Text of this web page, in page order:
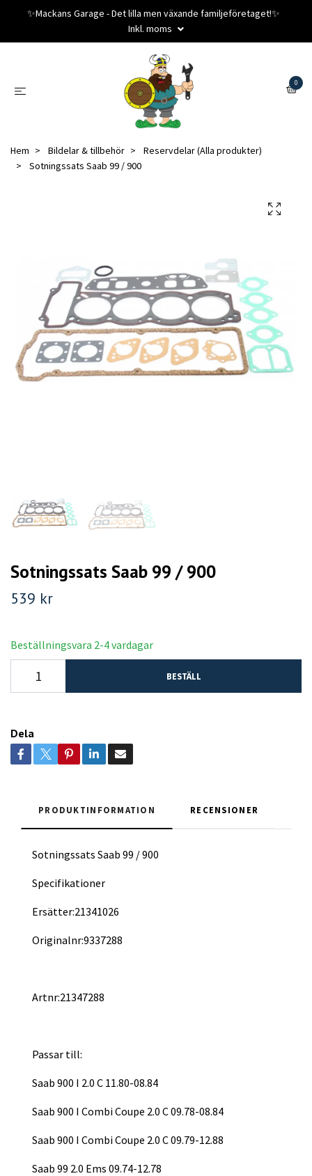
✨️Mackans Garage - Det lilla men växande familjeföretaget!✨️
Inkl. moms
0
Hem Bildelar & tillbehör
Reservdelar (Alla produkter)
Sotningssats Saab 99 / 900
Sotningssats Saab 99 / 900
539 kr
Beställningsvara 2-4 vardagar
BESTÄLL
Dela
PRODUKTINFORMATION RECENSIONER
Sotningssats Saab 99 / 900
Specifikationer
Ersätter:21341026
Originalnr:9337288
Artnr:21347288
Passar till:
Saab 900 I 2.0 C 11.80-08.84
Saab 900 I Combi Coupe 2.0 C 09.78-08.84
Saab 900 I Combi Coupe 2.0 C 09.79-12.88
Saab 99 2.0 Ems 09.74-12.78